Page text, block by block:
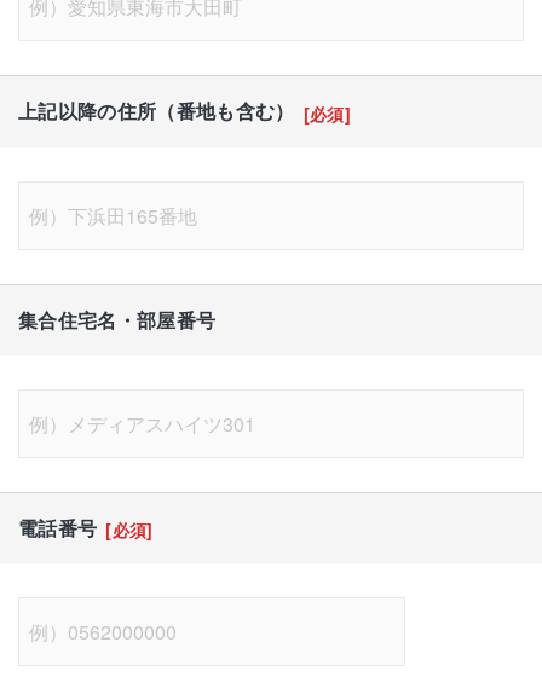
上記以降の住所（番地も含む） [必須]
集合住宅名・部屋番号
電話番号 [必須]